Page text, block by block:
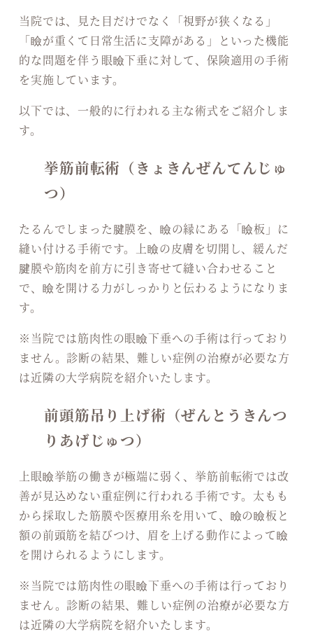
当院では、見た目だけでなく「視野が狭くなる」
「瞼が重くて日常生活に支障がある」といった機能
的な問題を伴う眼瞼下垂に対して、保険適用の手術
を実施しています。
以下では、一般的に行われる主な術式をご紹介しま
す。
挙筋前転術（きょきんぜんてんじゅ
つ）
たるんでしまった腱膜を、瞼の縁にある「瞼板」に
縫い付ける手術です。上瞼の皮膚を切開し、緩んだ
腱膜や筋肉を前方に引き寄せて縫い合わせること
で、瞼を開ける力がしっかりと伝わるようになりま
す。
※当院では筋肉性の眼瞼下垂への手術は行っており
ません。診断の結果、難しい症例の治療が必要な方
は近隣の大学病院を紹介いたします。
前頭筋吊り上げ術（ぜんとうきんつ
りあげじゅつ）
上眼瞼挙筋の働きが極端に弱く、挙筋前転術では改
善が見込めない重症例に行われる手術です。太もも
から採取した筋膜や医療用糸を用いて、瞼の瞼板と
額の前頭筋を結びつけ、眉を上げる動作によって瞼
を開けられるようにします。
※当院では筋肉性の眼瞼下垂への手術は行っており
ません。診断の結果、難しい症例の治療が必要な方
は近隣の大学病院を紹介いたします。